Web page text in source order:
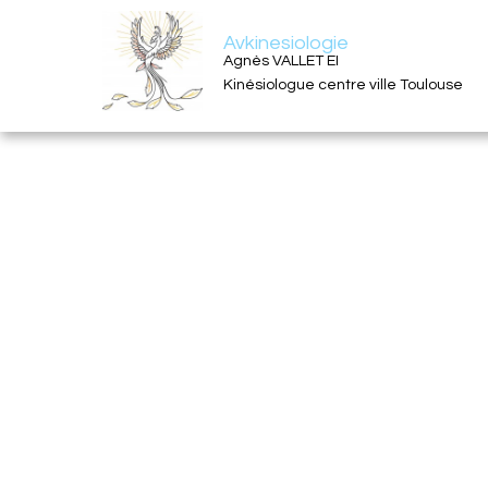
Avkinesiologie
Agnès VALLET EI
Kinésiologue centre ville Toulouse